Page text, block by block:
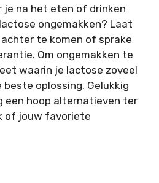
je na het eten of drinken
ongemakken? Laat
te komen of sprake
Om ongemakken te
waarin je lactose zoveel
oplossing. Gelukkig
een hoop alternatieven ter
of jouw favoriete